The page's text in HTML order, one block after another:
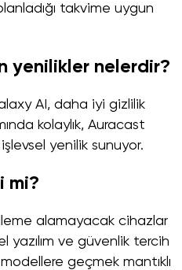
takvime uygun
yenilikler nelerdir?
AI, daha iyi gizlilik
kolaylık, Auracast
yenilik sunuyor.
mi?
alamayacak cihazlar
yazılım ve güvenlik tercih
geçmek mantıklı